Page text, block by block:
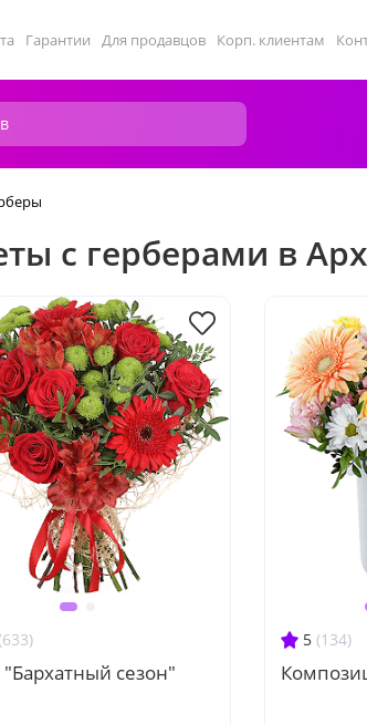
Гарантии Для продавцов Корп. клиентам
с герберами в
"Бархатный сезон"
5 (134)